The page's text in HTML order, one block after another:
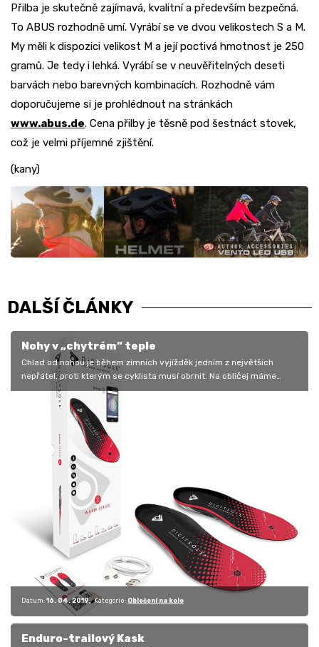
Přilba je skutečně zajímavá, kvalitní a především bezpečná.
To ABUS rozhodně umí. Vyrábí se ve dvou velikostech S a M.
My měli k dispozici velikost M a její poctivá hmotnost je 250
gramů. Je tedy i lehká. Vyrábí se v neuvěřitelných deseti
barvách nebo barevných kombinacích. Rozhodně vám
doporučujeme si je prohlédnout na stránkách
www.abus.de. Cena přilby je těsně pod šestnáct stovek,
což je velmi příjemné zjištění.
(kany)
DALŠÍ ČLÁNKY
Nohy v „chytrém“ teple
Chlad od nohou je během zimních vyjížděk jedním z největších
nepřátel, proti kterým se cyklista musí obrnit. Na obličej máme
kuklu a přes…
Datum: 16. 04. 2019 Kategorie: Oblečení na kolo
Enduro-trailový Kask